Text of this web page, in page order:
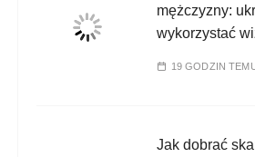
mężczyzny:
wykorzystać
19 GODZIN
Jak dobrać